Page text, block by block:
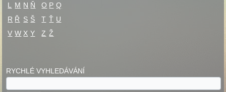
L
M N Ň O P Q
R Ř S Š T Ť U
V W X Y Z Ž
RYCHLÉ VYHLEDÁVÁNÍ